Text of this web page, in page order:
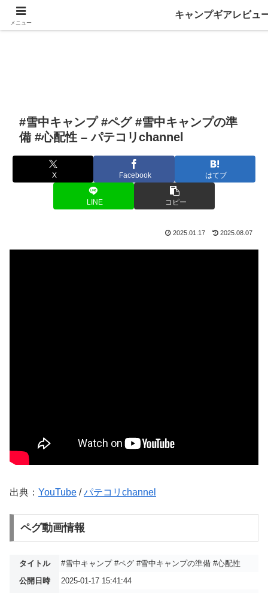
#雪中キャンプ #ペグ #雪中キャンプの準
備 #心配性 – パテコリchannel
X Facebook はてブ
LINE コピー
2025.01.17 2025.08.07
出典： YouTube /パテコリchannel
ペグ動画情報
タイトル
#雪中キャンプ #ペグ #雪中キャンプの準備 #心配性
公開日時
2025-01-17 15:41:44
メニュー
キャンプギアレビュ